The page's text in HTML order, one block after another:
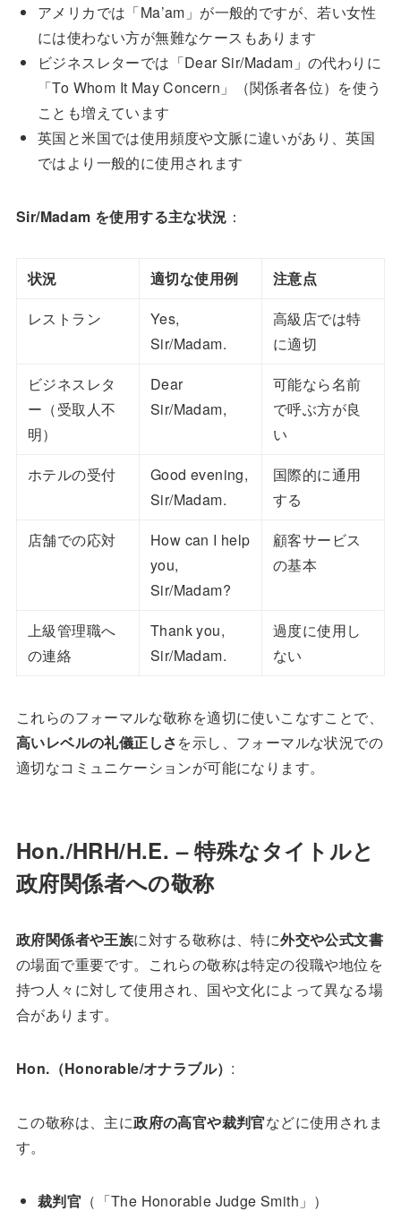
アメリカでは「Ma’am」が一般的ですが、若い女性
には使わない方が無難なケースもあります
ビジネスレターでは「Dear Sir/Madam」の代わりに
「To Whom It May Concern」（関係者各位）を使う
ことも増えています
英国と米国では使用頻度や文脈に違いがあり、英国
ではより一般的に使用されます
Sir/Madam を使用する主な状況 ：
状況 適切な使用例
注意点
レストラン
Yes,
Sir/Madam.
高級店では特
に適切
ビジネスレタ
ー（受取人不
明）
Dear
Sir/Madam,
可能なら名前
で呼ぶ方が良
い
ホテルの受付
Good evening,
Sir/Madam.
国際的に通用
する
店舗での応対
How can I help
you,
Sir/Madam?
顧客サービス
の基本
上級管理職へ
の連絡
Thank you,
Sir/Madam.
過度に使用し
ない
これらのフォーマルな敬称を適切に使いこなすことで、
高いレベルの礼儀正しさを示し、フォーマルな状況での
適切なコミュニケーションが可能になります。
Hon./HRH/H.E. – 特殊なタイトルと
政府関係者への敬称
政府関係者や王族に対する敬称は、特に外交や公式文書
の場面で重要です。これらの敬称は特定の役職や地位を
持つ人々に対して使用され、国や文化によって異なる場
合があります。
Hon.（Honorable/オナラブル） :
この敬称は、主に政府の高官や裁判官などに使用されま
す。
裁判官 （「The Honorable Judge Smith」）